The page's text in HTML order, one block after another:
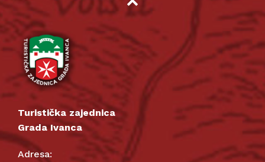
Turistička zajednica
Grada Ivanca
Adresa: